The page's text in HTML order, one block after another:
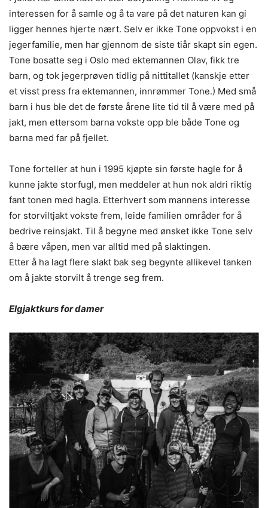
interessen for å samle og å ta vare på det naturen kan gi
ligger hennes hjerte nært. Selv er ikke Tone oppvokst i en
jegerfamilie, men har gjennom de siste tiår skapt sin egen.
Tone bosatte seg i Oslo med ektemannen Olav, fikk tre
barn, og tok jegerprøven tidlig på nittitallet (kanskje etter
et visst press fra ektemannen, innrømmer Tone.) Med små
barn i hus ble det de første årene lite tid til å være med på
jakt, men ettersom barna vokste opp ble både Tone og
barna med far på fjellet.
Tone forteller at hun i 1995 kjøpte sin første hagle for å
kunne jakte storfugl, men meddeler at hun nok aldri riktig
fant tonen med hagla. Etterhvert som mannens interesse
for storviltjakt vokste frem, leide familien områder for å
bedrive reinsjakt. Til å begyne med ønsket ikke Tone selv
å bære våpen, men var alltid med på slaktingen.
Etter å ha lagt flere slakt bak seg begynte allikevel tanken
om å jakte storvilt å trenge seg frem.
Elgjaktkurs for damer